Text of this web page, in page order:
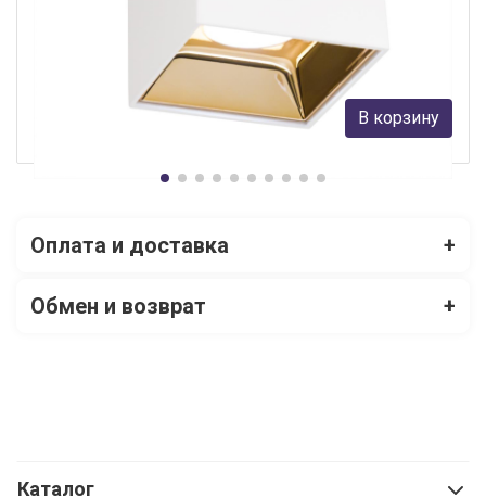
В корзину
Оплата и доставка +
Обмен и возврат +
Каталог